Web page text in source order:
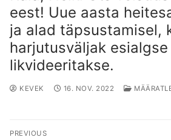
eest! Uue aasta
ja alad täpsustamisel,
harjutusväljak
likvideeritakse.
KEVEK 16. NOV. 2022
Navigeerimine
PREVIOUS